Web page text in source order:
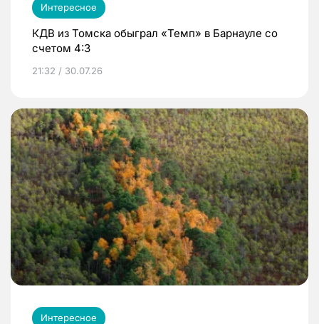
Интересное
КДВ из Томска обыграл «Темп» в Барнауле со
счетом 4:3
21:32 / 30.07.26
Интересное